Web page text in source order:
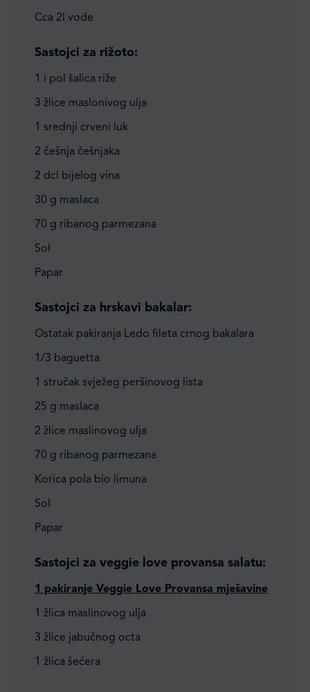
Cca 2l vode
Sastojci za rižoto:
1 i pol šalica riže
3 žlice maslonivog ulja
1 srednji crveni luk
2 češnja češnjaka
2 dcl bijelog vina
30 g maslaca
70 g ribanog parmezana
Sol
Papar
Sastojci za hrskavi bakalar:
Ostatak pakiranja Ledo fileta crnog bakalara
1/3 baguetta
1 stručak svježeg peršinovog lista
25 g maslaca
2 žlice maslinovog ulja
70 g ribanog parmezana
Korica pola bio limuna
Sol
Papar
Sastojci za veggie love provansa salatu:
1 pakiranje Veggie Love Provansa mješavine
1 žlica maslinovog ulja
3 žlice jabučnog octa
1 žlica šećera